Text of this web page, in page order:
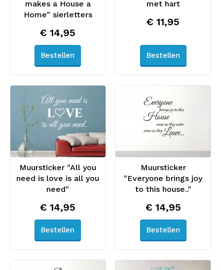
makes a House a
Home" sierletters
€ 14,95
Bestellen
met hart
€ 11,95
Bestellen
Muursticker "All you
need is love is all you
need"
€ 14,95
Bestellen
Muursticker
"Everyone brings joy
to this house.."
€ 14,95
Bestellen